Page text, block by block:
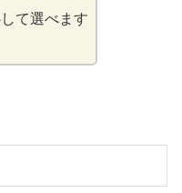
て選べます